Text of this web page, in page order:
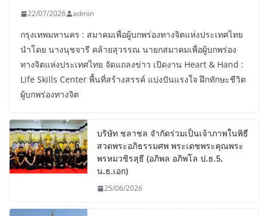
22/07/2026 admin
กรุงเทพมหานคร : สมาคมเพื่อผู้บกพร่องทางจิตแห่งประเทศไทย
นำโดย นางนุชจารี คล้ายสุวรรณ นายกสมาคมเพื่อผู้บกพร่อง
ทางจิตแห่งประเทศไทย จัดแถลงข่าว เปิดงาน Heart & Hand :
Life Skills Center พื้นที่สร้างสรรค์ แบ่งปันแรงใจ ฝึกทักษะชีวิต
ผู้บกพร่องทางจิต
บริษัท ชลาชล จำกัดร่วมเป็นเจ้าภาพในพิธี
สวดพระอภิธรรมศพ พระเดชพระคุณพระ
พรหมวชิรสุธี (อภิพล อภิพโล ป.ธ.5,
น.ธ.เอก)
25/06/2026